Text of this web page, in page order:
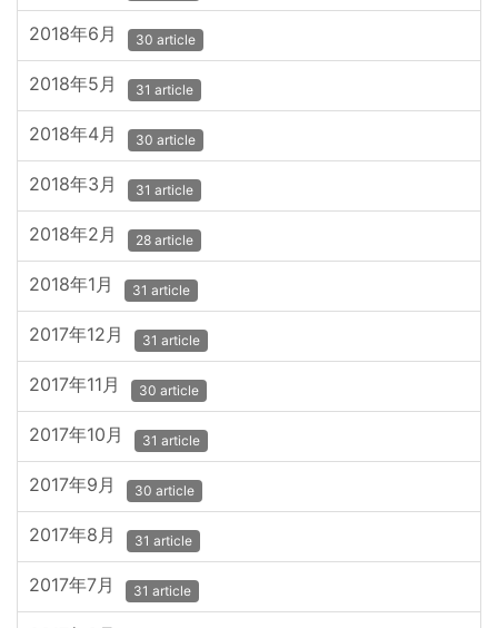
2018年6月 30 article
2018年5月 31 article
2018年4月 30 article
2018年3月 31 article
2018年2月 28 article
2018年1月 31 article
2017年12月 31 article
2017年11月 30 article
2017年10月 31 article
2017年9月 30 article
2017年8月 31 article
2017年7月 31 article